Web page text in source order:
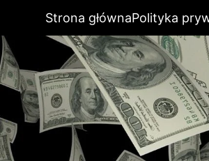
Strona głównaPolityka